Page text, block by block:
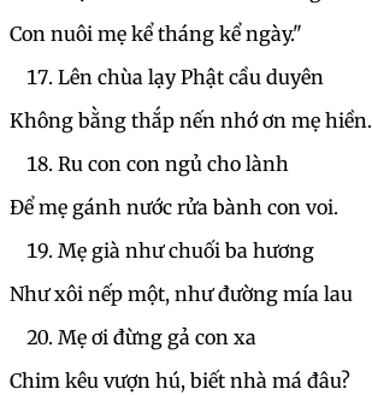
Con nuôi mẹ kể tháng kể ngày."
Lên chùa lạy Phật cầu duyên
Không bằng thắp nến nhớ ơn mẹ hiền.
Ru con con ngủ cho lành
Để mẹ gánh nước rửa bành con voi.
Mẹ già như chuối ba hương
Như xôi nếp một, như đường mía lau
Mẹ ơi đừng gả con xa
Chim kêu vượn hú, biết nhà má đâu?